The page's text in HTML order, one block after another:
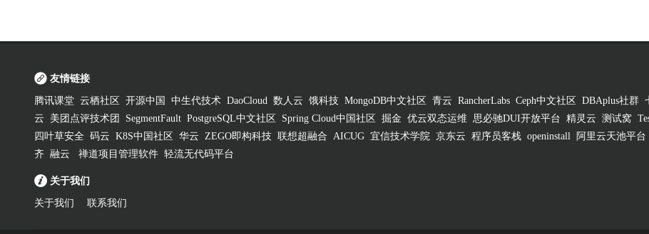
友情链接
腾讯课堂 云栖社区 开源中国 中生代技术 DaoCloud 数人云 饿科技 MongoDB中文社区 青云 RancherLabs Ceph中文社区 DBAplus社群
云
美团点评技术团 SegmentFault PostgreSQL中文社区 Spring Cloud中国社区 掘金 优云双态运维 思必驰DUI开放平台 精灵云 测试窝
四叶草安全 码云 K8S中国社区 华云 ZEGO即构科技 联想超融合 AICUG 宜信技术学院 京东云 程序员客栈 openinstall 阿里云天池平台
齐 融云 禅道项目管理软件 轻流无代码平台
关于我们
关于我们 联系我们